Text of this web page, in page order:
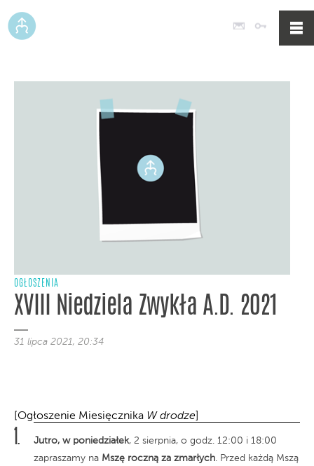
Poczta
OGŁOSZENIA
XVIII Niedziela Zwykła A.D. 2021
31 lipca 2021, 20:34
[Ogłoszenie Miesięcznika W drodze
Jutro, w poniedziałek, 2 sierpnia, o godz. 12:00 i 18:00
zapraszamy na Mszę roczną za zmarłych. Przed każdą Mszą